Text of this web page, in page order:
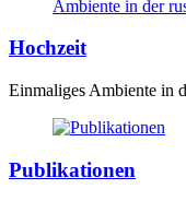
Hochzeit
Einmaliges Ambiente in
Publikationen